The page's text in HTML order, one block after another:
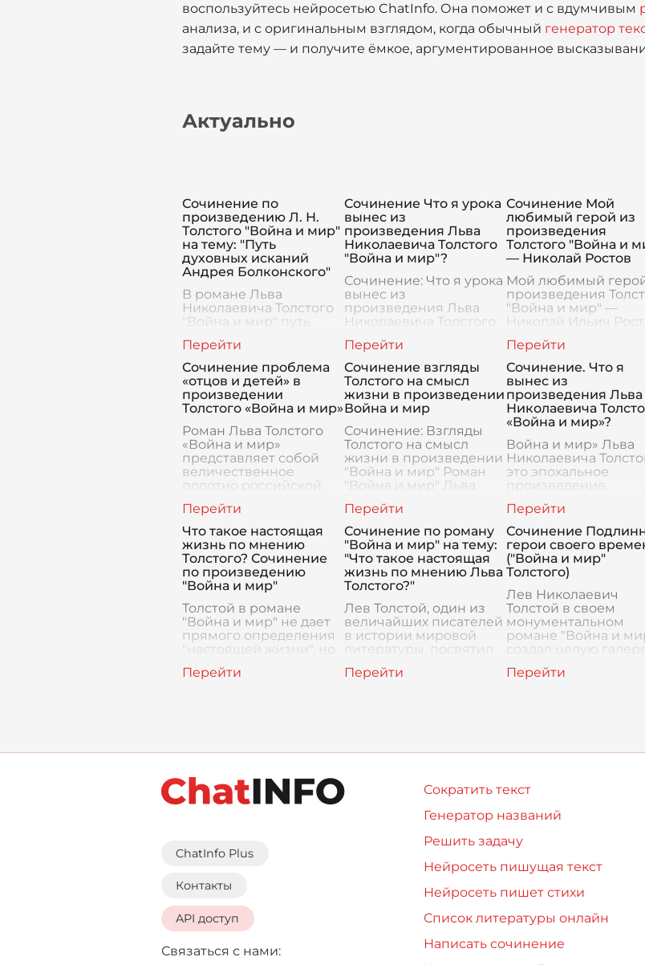
воспользуйтесь нейросетью ChatInfo. Она поможет и с вдумчивым
анализа, и с оригинальным взглядом, когда обычный генератор
задайте тему — и получите ёмкое, аргументированное
Актуально
Сочинение по
произведению Л. Н.
Толстого "Война и мир"
на тему: "Путь
духовных исканий
Андрея Болконского"
В романе Льва
Николаевича Толстого
"Война и мир" путь
Андрея Болконского
играет центральную
роль и является одной
из самых глубоко
проработанных
сюжетных линий. Эт
Сочинение Что я урока
вынес из
произведения Льва
Николаевича Толстого
"Война и мир"?
Сочинение: Что я урока
вынес из
произведения Льва
Николаевича Толстого
Произведение Льва
Николаевича Толстого
"Война и мир"
представляет собой не
только историческо
Сочинение Мой
любимый герой из
произведения
Толстого "Война и
— Николай Ростов
Мой любимый
произведения
"Война и мир" —
Николай Ильич
трогает меня своей
искренностью,
добротой и
преданностью
семейным и
моральным
Сочинение проблема
«отцов и детей» в
произведении
Толстого «Война и мир»
Роман Льва Толстого
«Война и мир»
представляет собой
величественное
полотно российской
где проблема «отцов и
детей» занимает одно
из центральных мест.
Толсто
Сочинение взгляды
Толстого на смысл
жизни в произведении
Война и мир
Сочинение: Взгляды
Толстого на смысл
жизни в произведении
"Война и мир" Роман
"Война и мир" Льва
одним из величайших
произведений
мировой литературы, в
котором а
Сочинение. Что я
вынес из
произведения Льва
Николаевича
«Война и мир»?
Война и мир» Льва
Николаевича
это эпохальное
произведение,
множества героев на
фоне грандиозных
исторических
Погружаясь в эту
эпопею, читате
Что такое настоящая
жизнь по мнению
Толстого? Сочинение
по произведению
"Война и мир"
Толстой в романе
"Война и мир" не дает
прямого определения
"настоящей жизни", но
судьбы героев, их
Сочинение по роману
"Война и мир" на тему:
"Что такое настоящая
жизнь по мнению Льва
Толстого?"
Лев Толстой, один из
величайших писателей
в истории мировой
литературы, посвятил
исследованию
Сочинение
герои своего
("Война и мир"
Толстого)
Лев Николаевич
Толстой в своем
монументальном
романе "Война и
создал целую
которых по-своему
ChatInfo Plus
Контакты
API доступ
Связаться с нами:
Сократить текст
Генератор названий
Решить задачу
Нейросеть пишущая текст
Нейросеть пишет стихи
Список литературы онлайн
Написать сочинение